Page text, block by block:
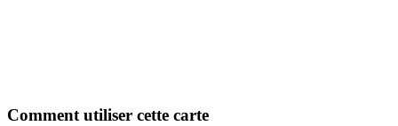
Comment utiliser cette carte